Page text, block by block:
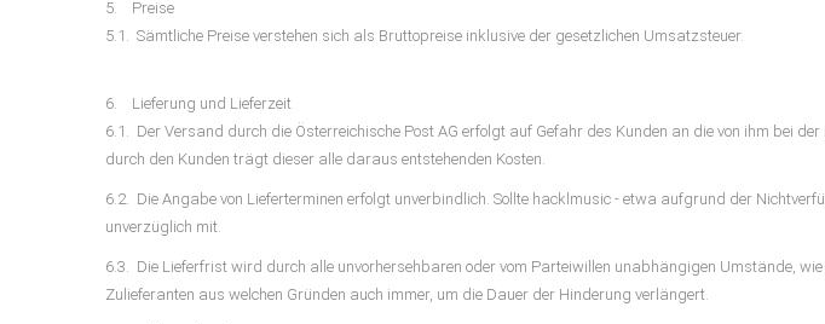
5. Preise
5.1. Sämtliche Preise verstehen sich als Bruttopreise inklusive der gesetzlichen Umsatzsteuer.
6. Lieferung und Lieferzeit
6.1. Der Versand durch die Österreichische Post AG erfolgt auf Gefahr des Kunden an die von ihm bei
durch den Kunden trägt dieser alle daraus entstehenden Kosten.
6.2. Die Angabe von Lieferterminen erfolgt unverbindlich. Sollte hacklmusic - etwa aufgrund der
unverzüglich mit.
6.3. Die Lieferfrist wird durch alle unvorhersehbaren oder vom Parteiwillen unabhängigen Umstände,
Zulieferanten aus welchen Gründen auch immer, um die Dauer der Hinderung verlängert.